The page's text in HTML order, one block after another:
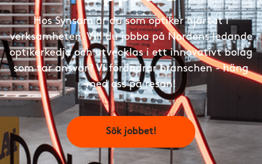
Hos Synsam är du som optiker hjärtat i
verksamheten. Vill du jobba på Nordens ledande
optikerkedja och utvecklas i ett innovativt bolag
som tar ansvar? Vi förändrar branschen - häng
med oss på resan!
Sök jobbet!